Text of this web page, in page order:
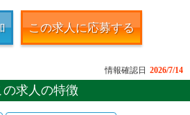
この求人に応募する
情報確認日 2026/7/14
の求人の特徴